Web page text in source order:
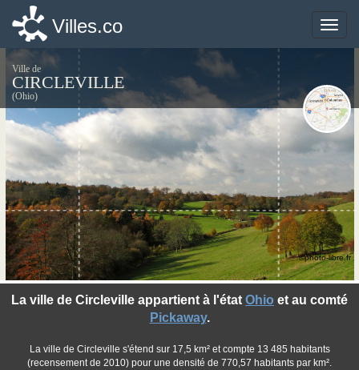
Toggle
Villes.co
Ville de
CIRCLEVILLE
(Ohio)
La ville de Circleville appartient à l'état Ohio et au comté
Pickaway.
La ville de Circleville s'étend sur 17,5 km² et compte 13 485 habitants
(recensement de 2010) pour une densité de 770,57 habitants par km².
©photo-libre.fr
Toggle
Villes.co